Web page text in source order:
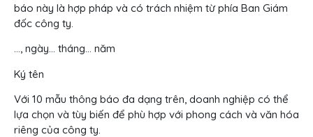
báo này là hợp pháp và có trách nhiệm từ phía Ban Giám
đốc công ty.
…, ngày… tháng… năm
Ký tên
Với 10 mẫu thông báo đa dạng trên, doanh nghiệp có thể
lựa chọn và tùy biến để phù hợp với phong cách và văn hóa
riêng của công ty.